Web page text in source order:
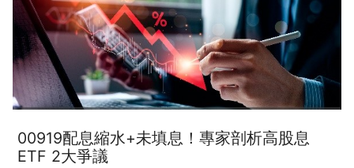
一步跨足壽險業，若順利完成整合，玉山金將擁有銀行、保險、投信3
大核心體系，資產規模也有機會突破5兆元，這是向大型金控再更邁進
的關鍵一步，只是也意味必須承擔新的財務挑戰。 第一個挑戰，是資
本壓力，三商壽的體質長期不佳，資本適足率（RBC）
00919配息縮水+未填息！專家剖析高股息
ETF 2大爭議